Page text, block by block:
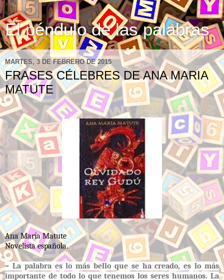
El péndulo de las palabras
MARTES, 3 DE FEBRERO DE 2015
FRASES CÉLEBRES DE ANA MARIA
MATUTE
Ana María Matute
Novelista española.
– La palabra es lo más bello que se ha creado, es lo más
importante de todo lo que tenemos los seres humanos. La